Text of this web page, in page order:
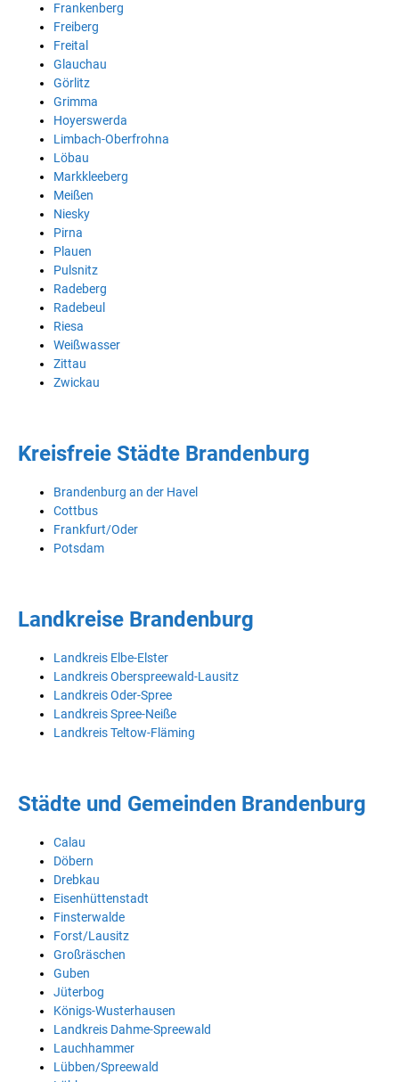
Frankenberg
Freiberg
Freital
Glauchau
Görlitz
Grimma
Hoyerswerda
Limbach-Oberfrohna
Löbau
Markkleeberg
Meißen
Niesky
Pirna
Plauen
Pulsnitz
Radeberg
Radebeul
Riesa
Weißwasser
Zittau
Zwickau
Kreisfreie Städte Brandenburg
Brandenburg an der Havel
Cottbus
Frankfurt/Oder
Potsdam
Landkreise Brandenburg
Landkreis Elbe-Elster
Landkreis Oberspreewald-Lausitz
Landkreis Oder-Spree
Landkreis Spree-Neiße
Landkreis Teltow-Fläming
Städte und Gemeinden Brandenburg
Calau
Döbern
Drebkau
Eisenhüttenstadt
Finsterwalde
Forst/Lausitz
Großräschen
Guben
Jüterbog
Königs-Wusterhausen
Landkreis Dahme-Spreewald
Lauchhammer
Lübben/Spreewald